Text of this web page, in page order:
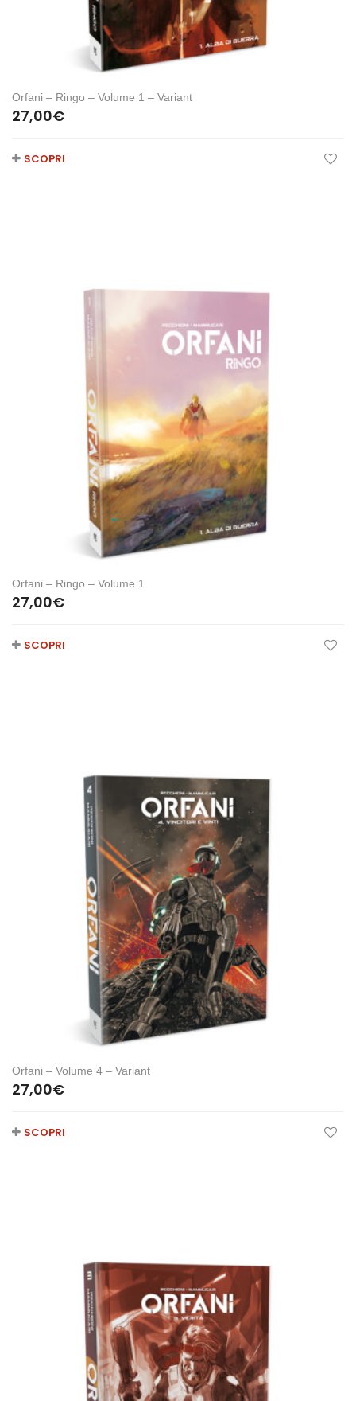
Orfani – Ringo – Volume 1 – Variant
27,00€
SCOPRI
Orfani – Ringo – Volume 1
27,00€
SCOPRI
Orfani – Volume 4 – Variant
27,00€
SCOPRI